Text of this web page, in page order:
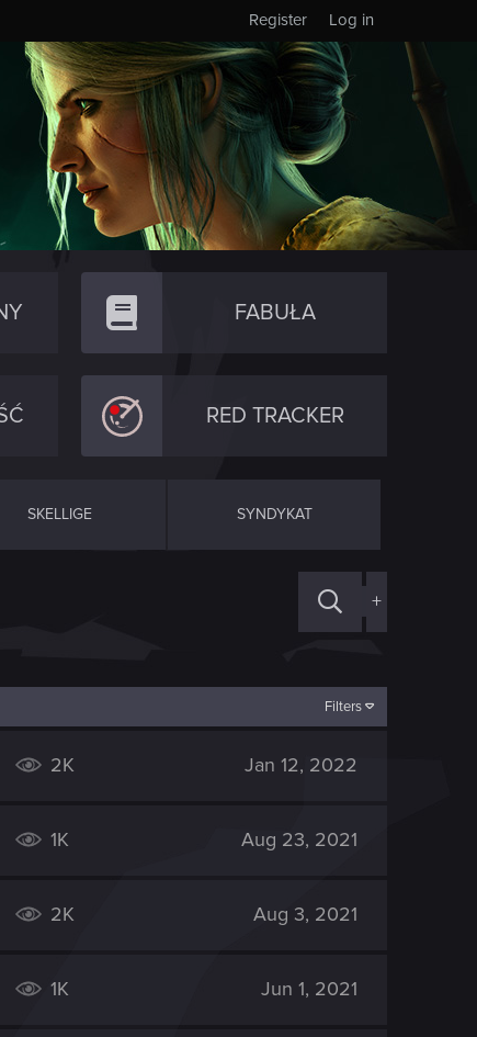
Log in
Register
FABUŁA
RED TRACKER
SKELLIGE SYNDYKAT
+
Filters
2K Jan 12, 2022
1K Aug 23, 2021
2K Aug 3, 2021
1K Jun 1, 2021